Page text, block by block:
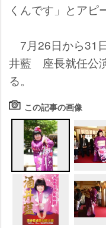
くんです」とアピ
7月26日から31
井藍 座長就任公
る。
この記事の画像